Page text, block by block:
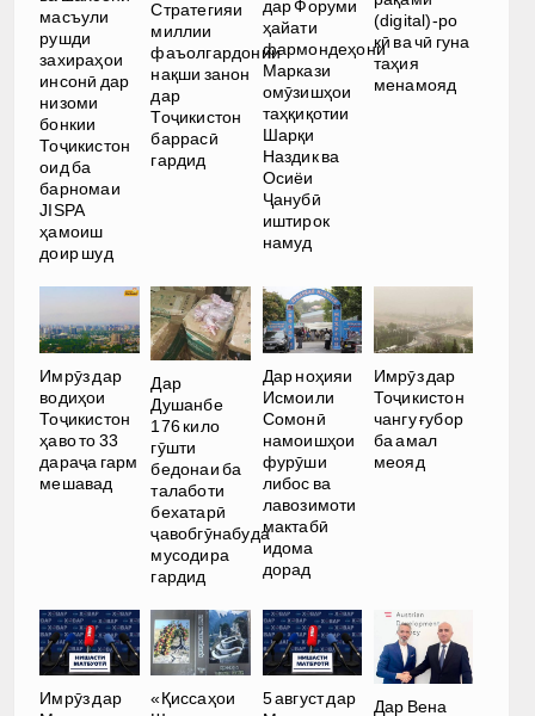
масъули
рушди
захираҳои
инсонӣ дар
низоми
бонкии
Тоҷикистон
оид ба
барномаи
JISPA
ҳамоиш
доир шуд
Стратегияи
миллии
фаъолгардонии
нақши занон
дар
Тоҷикистон
баррасӣ
гардид
дар Форуми
ҳайати
фармондеҳони
Маркази
омӯзишҳои
таҳқиқотии
Шарқи
Наздик ва
Осиёи
Ҷанубӣ
иштирок
намуд
(digital)-ро
кӣ ва чӣ гуна
таҳия
менамояд
Имрӯз дар
водиҳои
Тоҷикистон
ҳаво то 33
дараҷа гарм
мешавад
Дар
Душанбе
176 кило
гӯшти
бедонаи ба
талаботи
бехатарӣ
ҷавобгӯнабуда
мусодира
гардид
Дар ноҳияи
Исмоили
Сомонӣ
намоишҳои
фурӯши
либос ва
лавозимоти
мактабӣ
идома
дорад
Имрӯз дар
Тоҷикистон
чангу ғубор
ба амал
меояд
Имрӯз дар
«Қиссаҳои
5 август дар
Дар Вена